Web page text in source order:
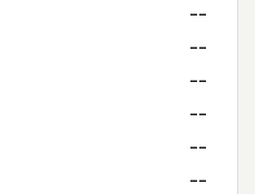
--
--
--
--
--
--